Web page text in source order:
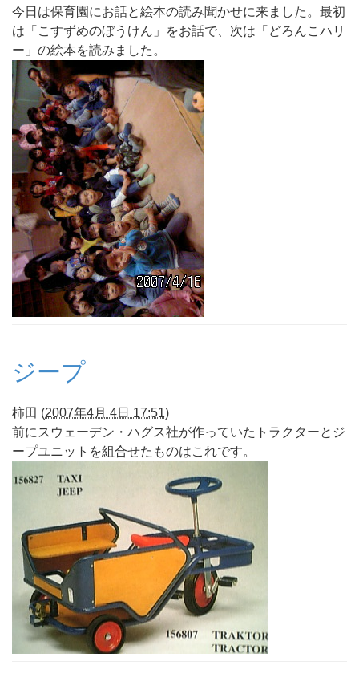
今日は保育園にお話と絵本の読み聞かせに来ました。最初
は「こすずめのぼうけん」をお話で、次は「どろんこハリ
ー」の絵本を読みました。
ジープ
柿田 (2007年4月 4日 17:51)
前にスウェーデン・ハグス社が作っていたトラクターとジ
ープユニットを組合せたものはこれです。